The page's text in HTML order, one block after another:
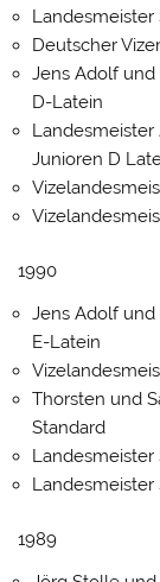
Landesmeister
Deutscher
Jens Adolf
D-Latein
Landesmeister
Junioren D
1990
Jens Adolf
E-Latein
Thorsten und
Standard
Landesmeister
Landesmeister
1989